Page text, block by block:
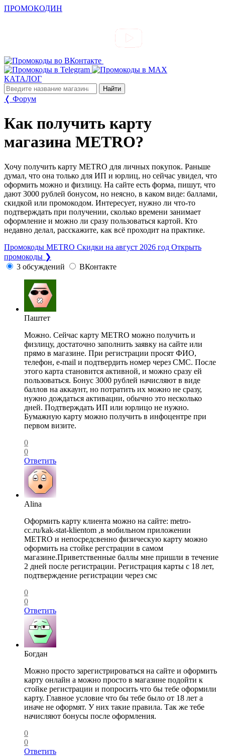
ПРОМОКОДИН
КАТАЛОГ
❬ Форум
Как получить карту
магазина METRO?
Хочу получить карту METRO для личных покупок. Раньше
думал, что она только для ИП и юрлиц, но сейчас увидел, что
оформить можно и физлицу. На сайте есть форма, пишут, что
дают 3000 рублей бонусом, но неясно, в каком виде: баллами,
скидкой или промокодом. Интересует, нужно ли что-то
подтверждать при получении, сколько времени занимает
оформление и можно ли сразу пользоваться картой. Кто
недавно делал, расскажите, как всё проходит на практике.
Промокоды METRO Скидки на август 2026 год Открыть
промокоды ❯
3 обсуждений
ВКонтакте
Паштет
Можно. Сейчас карту METRO можно получить и
физлицу, достаточно заполнить заявку на сайте или
прямо в магазине. При регистрации просят ФИО,
телефон, e-mail и подтвердить номер через СМС. После
этого карта становится активной, и можно сразу ей
пользоваться. Бонус 3000 рублей начисляют в виде
баллов на аккаунт, но потратить их можно не сразу,
нужно дождаться активации, обычно это несколько
дней. Подтверждать ИП или юрлицо не нужно.
Бумажную карту можно получить в инфоцентре при
первом визите.
0
0
Ответить
Alina
Оформить карту клиента можно на сайте: metro-
cc.ru/kak-stat-klientom ,в мобильном приложении
METRO и непосредсвенно физическую карту можно
оформить на стойке регстрации в самом
магазине.Приветственные баллы мне пришли в течение
2 дней после регистрации. Регистрация карты с 18 лет,
подтверждение регистрации через смс
0
0
Ответить
Богдан
Можно просто зарегистрироваться на сайте и оформить
карту онлайн а можно просто в магазине подойти к
стойке регистрации и попросить что бы тебе оформили
карту. Главное условие что бы тебе было от 18 лет а
иначе не оформят. У них такие правила. Так же тебе
начисляют бонусы после оформления.
0
0
Ответить